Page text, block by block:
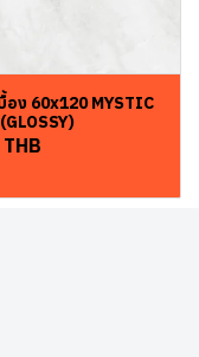
อง 60x120 MYSTIC